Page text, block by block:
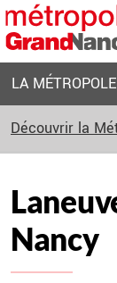
Gestion de vos
LA MÉTROPOLE
Découvrir la
Nancy